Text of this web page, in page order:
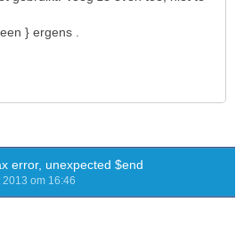
} ergens .
error, unexpected $end
2013 om 16:46